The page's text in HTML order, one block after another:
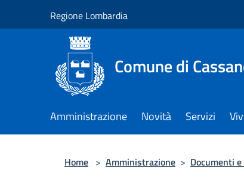
Regione Lombardia
Comune di
Amministrazione Novità Servizi
Home > Amministrazione > Documenti